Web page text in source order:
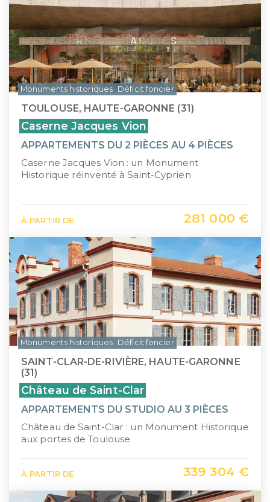
TOULOUSE, HAUTE-GARONNE (31)
Caserne Jacques Vion
APPARTEMENTS DU 2 PIÈCES AU 4 PIÈCES
Caserne Jacques Vion : un Monument
Historique réinventé à Saint-Cyprien
À PARTIR DE 281 000 €
Monuments historiques Déficit foncier
SAINT-CLAR-DE-RIVIÈRE, HAUTE-GARONNE
(31)
Château de Saint-Clar
APPARTEMENTS DU STUDIO AU 3 PIÈCES
Château de Saint-Clar : un Monument Historique
aux portes de Toulouse
À PARTIR DE 339 304 €
Monuments historiques Déficit foncier